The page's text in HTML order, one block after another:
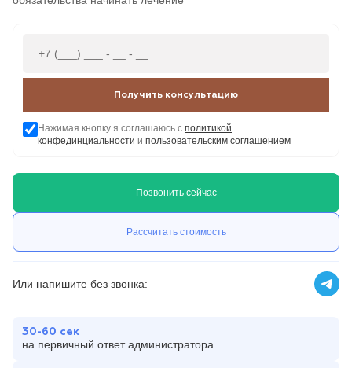
Получить консультацию
Нажимая кнопку я соглашаюсь с политикой
конфединциальности и пользовательским соглашением
Позвонить сейчас
Рассчитать стоимость
Или напишите без звонка:
30-60 сек
на первичный ответ администратора